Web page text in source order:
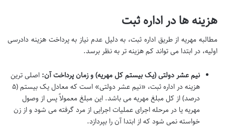
هزینه ها در اداره ثبت
مطالبه مهریه از طریق اداره ثبت، به دلیل عدم نیاز به پرداخت هزینه دادرسی
اولیه، در ابتدا می تواند کم هزینه تر به نظر برسد.
نیم عشر دولتی (یک بیستم کل مهریه) و زمان پرداخت آن: اصلی ترین
هزینه در اداره ثبت، «نیم عشر دولتی» است که معادل یک بیستم (۵
درصد) از کل مبلغ مهریه می باشد. این مبلغ معمولاً پس از وصول
مهریه یا در مرحله اجرای عملیات اجرایی از مرد گرفته می شود و از زن
خواسته نمی شود که از ابتدا آن را بپردازد.